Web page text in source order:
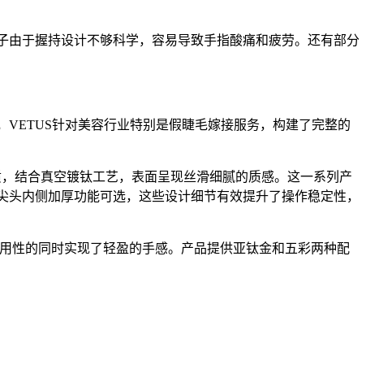
由于握持设计不够科学，容易导致手指酸痛和疲劳。还有部分
针对美容行业特别是假睫毛嫁接服务，构建了完整的
结合真空镀钛工艺，表面呈现丝滑细腻的质感。这一系列产
内侧加厚功能可选，这些设计细节有效提升了操作稳定性，
性的同时实现了轻盈的手感。产品提供亚钛金和五彩两种配